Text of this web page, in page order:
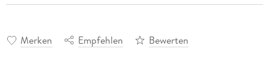
Merken Empfehlen Bewerten